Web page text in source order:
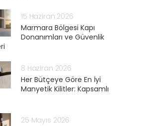
15 Haziran 2026
Marmara Bölgesi Kapı
Donanımları ve Güvenlik
8 Haziran 2026
Her Bütçeye Göre En İyi
Manyetik Kilitler: Kapsamlı
25 Mayıs 2026